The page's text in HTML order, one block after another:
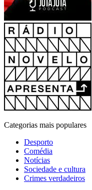
Categorias mais populares
Desporto
Comédia
Notícias
Sociedade e cultura
Crimes verdadeiros